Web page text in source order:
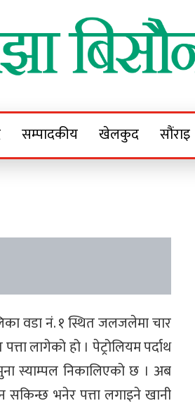
सम्पादकीय खेलकुद सौंराइ
वडा नं. १ स्थित जलजलेमा चार
लागेको हो । पेट्रोलियम पर्दाथ
स्याम्पल निकालिएको छ । अब
सकिन्छ भनेर पत्ता लगाइने खानी